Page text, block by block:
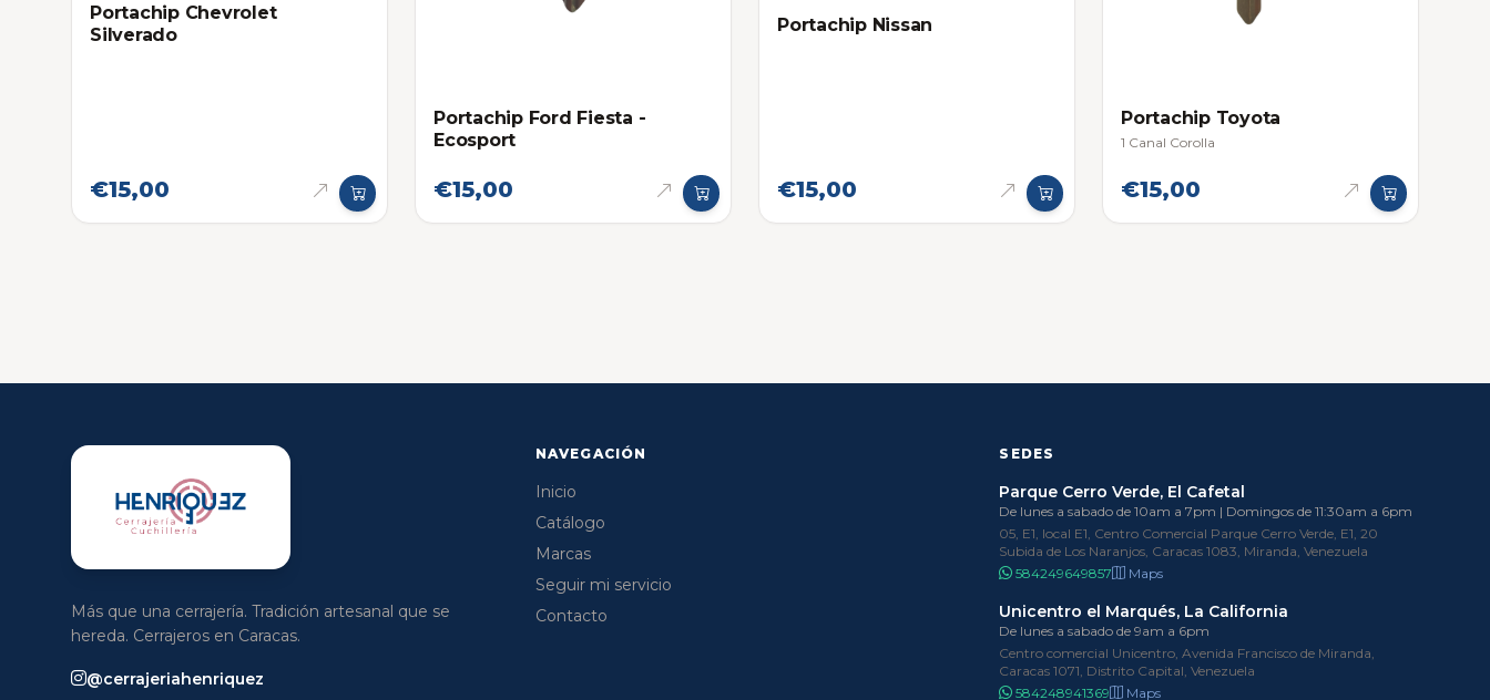
Portachip Chevrolet
Silverado
€15,00
Portachip Ford Fiesta -
Ecosport
€15,00
Portachip Nissan
€15,00
Portachip Toyota
1 Canal Corolla
€15,00
Más que una cerrajería. Tradición artesanal que se
hereda. Cerrajeros en Caracas.
@cerrajeriahenriquez
NAVEGACIÓN
Inicio
Catálogo
Marcas
Seguir mi servicio
Contacto
SEDES
Parque Cerro Verde, El Cafetal
De lunes a sabado de 10am a 7pm | Domingos de 11:30am a 6pm
05, E1, local E1, Centro Comercial Parque Cerro Verde, E1, 20
Subida de Los Naranjos, Caracas 1083, Miranda, Venezuela
584249649857
Maps
Unicentro el Marqués, La California
De lunes a sabado de 9am a 6pm
Centro comercial Unicentro, Avenida Francisco de Miranda,
Caracas 1071, Distrito Capital, Venezuela
584248941369
Maps